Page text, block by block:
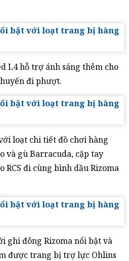
L4 hỗ trợ ánh sáng thêm cho
đi phượt.
loạt chi tiết đồ chơi hàng
và gù Barracuda, cặp tay
RCS đi cùng bình dầu Rizoma
ghi đông Rizoma nổi bật và
được trang bị trợ lực Ohlins